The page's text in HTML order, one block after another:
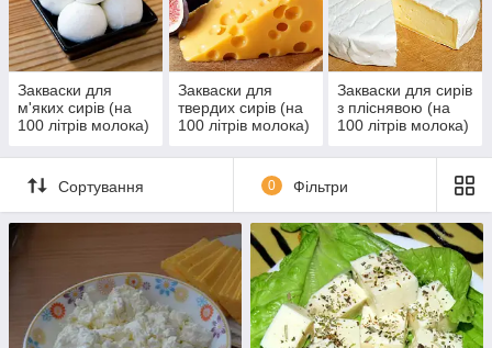
Закваски для
м'яких сирів (на
100 літрів молока)
Закваски для
твердих сирів (на
100 літрів молока)
Закваски для сирів
з пліснявою (на
100 літрів молока)
Сортування 0 Фільтри